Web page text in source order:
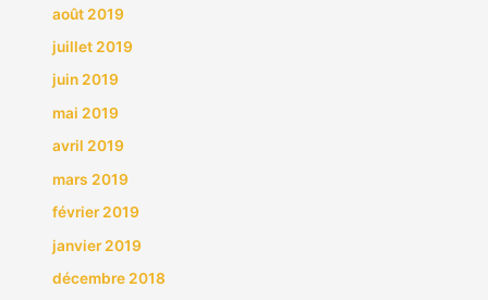
août 2019
juillet 2019
juin 2019
mai 2019
avril 2019
mars 2019
février 2019
janvier 2019
décembre 2018